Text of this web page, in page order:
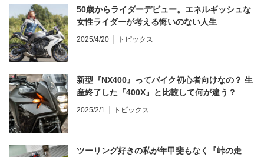
50歳からライダーデビュー。エネルギッシュな
女性ライダーが考える悔いのない人生
2025/4/20 トピックス
新型『NX400』ってバイク初心者向けなの？ 生
産終了した『400X』と比較して何が違う？
2025/2/1 トピックス
ツーリング好きの私が年甲斐もなく『峠の走